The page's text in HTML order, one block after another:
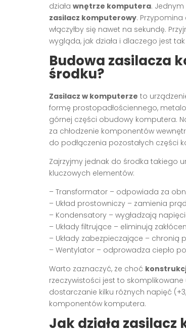
działa wnętrze komputera.
zasilacz komputerowy.
włączyłby się nawet na sekundę.
wygląda, jak działa i dlaczego jest
Budowa zasilacza
środku?
Zasilacz w komputerze to
formę prostopadłościennego,
górnej części obudowy komputera.
za chłodzenie komponentów
do podłączenia pozostałych części
Zajrzyjmy jednak do środka takiego
kluczowych elementów:
– Transformator – odpowiada za
– Układ prostowniczy – zamienia
– Kondensatory – wygładzają
– Układy filtrujące – eliminują
– Układy zabezpieczające – chronią
– Wentylator – odprowadza ciepło
Warto zaznaczyć, że choć
rzeczywistości jest to
dostarczanie kilku różnych napięć
komponentów komputera.
Jak działa